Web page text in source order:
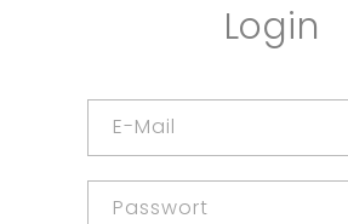
Login
E-Mail
Passwort